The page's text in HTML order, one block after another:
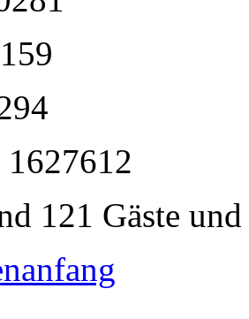
1627612
121 Gäste